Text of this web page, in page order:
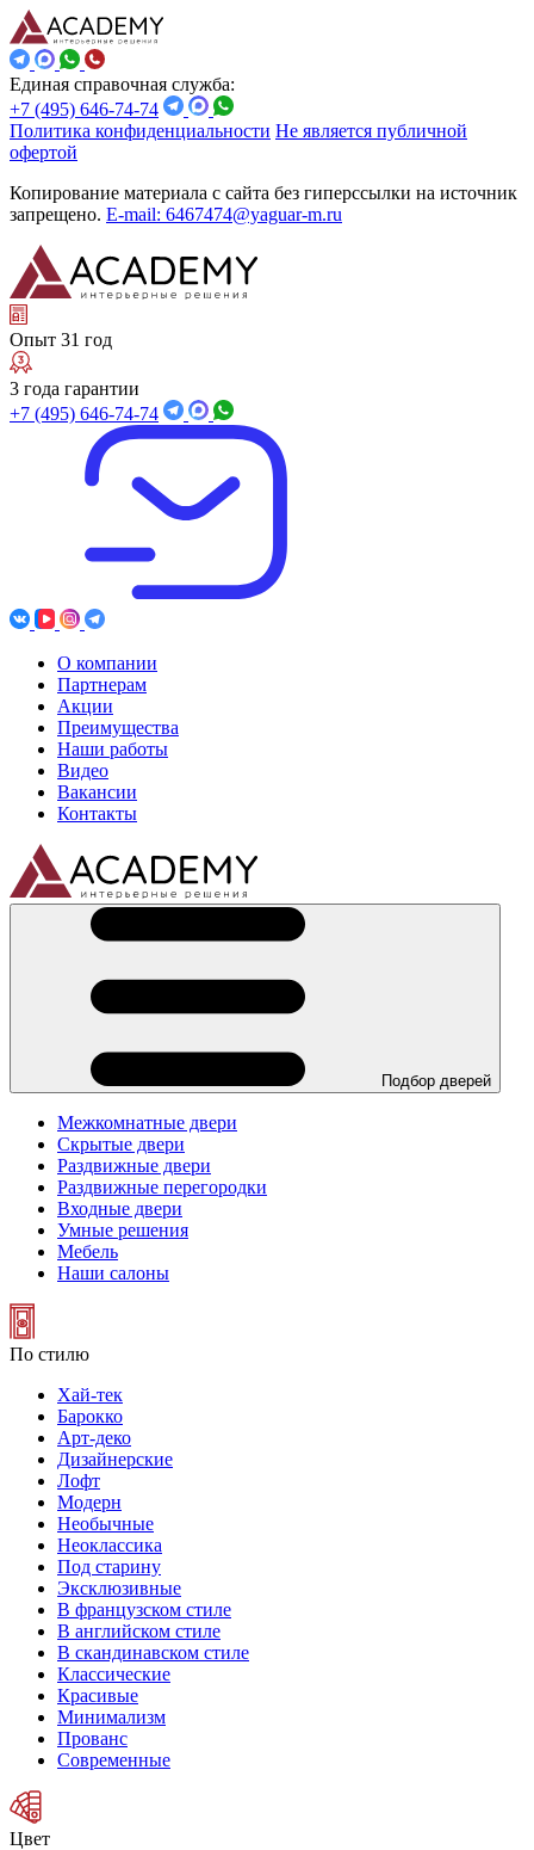
Единая справочная служба:
+7 (495) 646-74-74
Политика конфиденциальности Не является публичной
офертой
Копирование материала с сайта без гиперссылки на источник
запрещено. E-mail: 6467474@yaguar-m.ru
Опыт 31 год
3 года гарантии
+7 (495) 646-74-74
О компании
Партнерам
Акции
Преимущества
Наши работы
Видео
Вакансии
Контакты
Подбор дверей
Межкомнатные двери
Скрытые двери
Раздвижные двери
Раздвижные перегородки
Входные двери
Умные решения
Мебель
Наши салоны
По стилю
Хай-тек
Барокко
Арт-деко
Дизайнерские
Лофт
Модерн
Необычные
Неоклассика
Под старину
Эксклюзивные
В французском стиле
В английском стиле
В скандинавском стиле
Классические
Красивые
Минимализм
Прованс
Современные
Цвет